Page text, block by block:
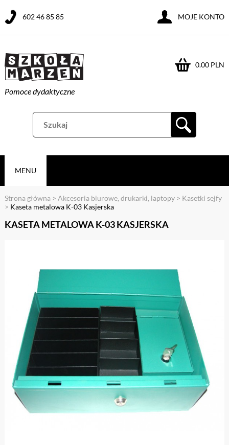
Pomoce dydaktyczne
0.00 PLN
602 46 85 85 MOJE KONTO
MENU
Strona główna > Akcesoria biurowe, drukarki, laptopy> Kasetki sejfy
> Kaseta metalowa K-03 Kasjerska
KASETA METALOWA K-03 KASJERSKA